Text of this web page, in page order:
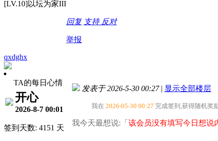
[LV.10]以坛为家III
回复 支持 反对
举报
qxdghx
TA的每日心情
开心
2026-8-7 00:01
签到天数: 4151 天
发表于 2026-5-30 00:27 | 显示全部楼层
我在 2026-05-30 00:27 完成签到,获得随机奖
我今天最想说:「 该会员没有填写今日想说